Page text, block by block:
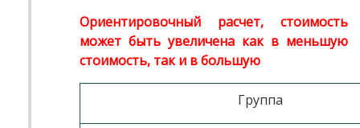
Ориентировочный расчет, стоимость
может быть увеличена как в меньшую
стоимость, так и в большую
Группа